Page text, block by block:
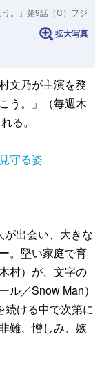
。」第9話（C）フジ
拡大写真
文乃が主演を務
う。」（毎週木
る。
守る姿
出会い、大きな
。堅い家庭で育
村）が、文字の
ル／Snow Man）
続ける中で次第に
難、憎しみ、嫉